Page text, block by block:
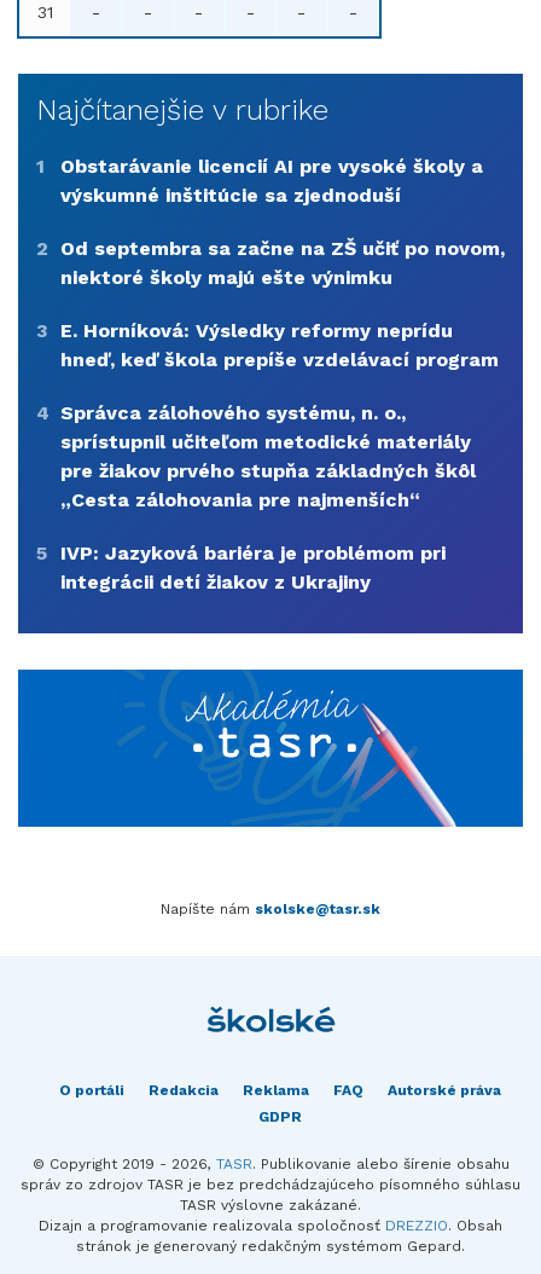
31 - - - - - -
Najčítanejšie v rubrike
1
Obstarávanie licencií AI pre vysoké školy a
výskumné inštitúcie sa zjednoduší
2
Od septembra sa začne na ZŠ učiť po novom,
niektoré školy majú ešte výnimku
3
E. Horníková: Výsledky reformy neprídu
hneď, keď škola prepíše vzdelávací program
4 Správca zálohového systému, n. o.,
sprístupnil učiteľom metodické materiály
pre žiakov prvého stupňa základných škôl
„Cesta zálohovania pre najmenších“
5
IVP: Jazyková bariéra je problémom pri
integrácii detí žiakov z Ukrajiny
Napíšte nám skolske@tasr.sk
O portáli Redakcia Reklama FAQ
Autorské práva
GDPR
© Copyright 2019 - 2026, TASR. Publikovanie alebo šírenie obsahu
správ zo zdrojov TASR je bez predchádzajúceho písomného súhlasu
TASR výslovne zakázané.
Dizajn a programovanie realizovala spoločnosť DREZZIO. Obsah
stránok je generovaný redakčným systémom Gepard.